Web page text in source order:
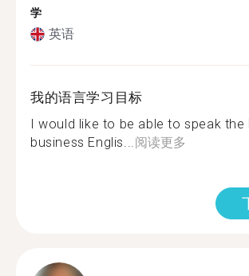
学
英语
我的语言学习目标
I would like to be able to speak
business Englis...阅读更多